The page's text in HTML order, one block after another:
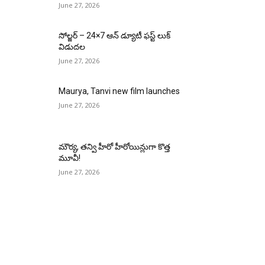
June 27, 2026
సోల్జర్ – 24×7 ఆన్ డ్యూటీ ఫస్ట్ లుక్
విడుదల
June 27, 2026
Maurya, Tanvi new film launches
June 27, 2026
మౌర్య‌, త‌న్వి హీరో హీరోయిన్లుగా కొత్త
మూవీ!
June 27, 2026